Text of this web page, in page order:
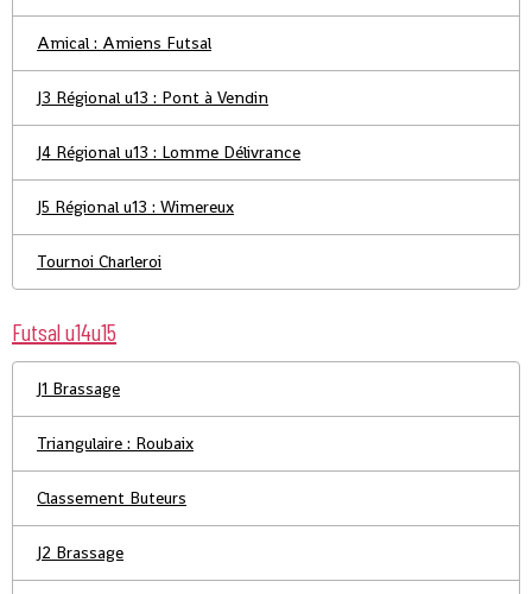
Amical : Amiens Futsal
J3 Régional u13 : Pont à Vendin
J4 Régional u13 : Lomme Délivrance
J5 Régional u13 : Wimereux
Tournoi Charleroi
Futsal u14u15
J1 Brassage
Triangulaire : Roubaix
Classement Buteurs
J2 Brassage